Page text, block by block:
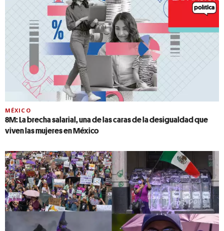
MÉXICO
8M: La brecha salarial, una de las caras de la desigualdad que
viven las mujeres en México